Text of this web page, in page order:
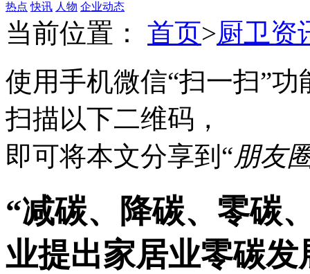
热点 快讯 人物 企业动态
当前位置： 首页>厨卫资
使用手机微信“扫一扫”功
扫描以下二维码，
即可将本文分享到“朋友
“减碳、降碳、零碳
业提出家居业零碳